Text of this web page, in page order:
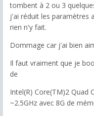
tombent à 2 ou 3
j'ai réduit les paramètres
rien n'y fait.
Dommage car j'ai bien
Il faut vraiment que je
de
Intel(R) Core(TM)2 Quad
~2.5GHz avec 8G de